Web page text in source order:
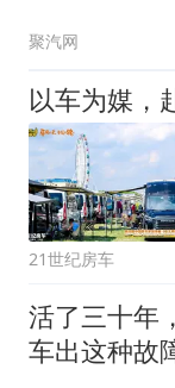
聚汽网
21世纪房车
活了三十年
车出这种故